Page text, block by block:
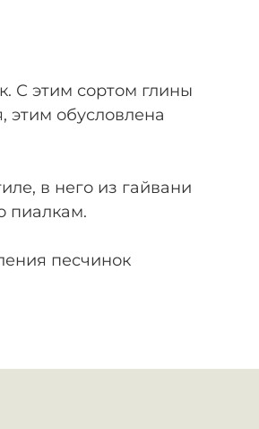
С этим сортом глины
этим обусловлена
в него из гайвани
пиалкам.
песчинок